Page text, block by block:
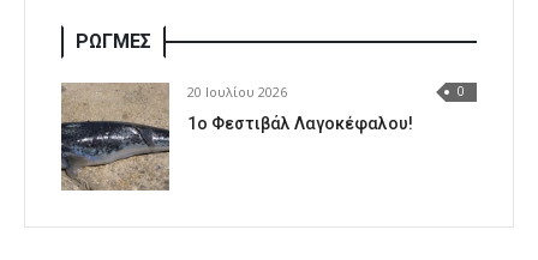
ΡΩΓΜΕΣ
20 Ιουλίου 2026 0
1o Φεστιβάλ Λαγοκέφαλου!